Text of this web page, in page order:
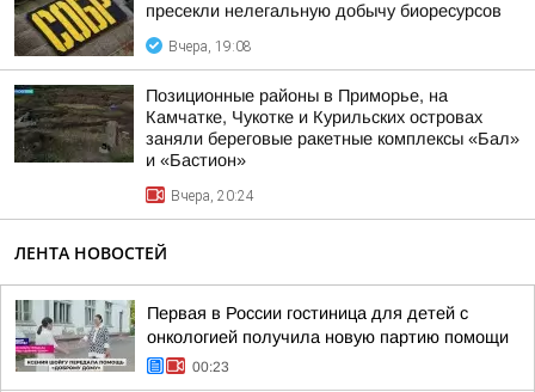
пресекли нелегальную добычу биоресурсов
Вчера, 19:08
Позиционные районы в Приморье, на
Камчатке, Чукотке и Курильских островах
заняли береговые ракетные комплексы «Бал»
и «Бастион»
Вчера, 20:24
ЛЕНТА НОВОСТЕЙ
Первая в России гостиница для детей с
онкологией получила новую партию помощи
00:23